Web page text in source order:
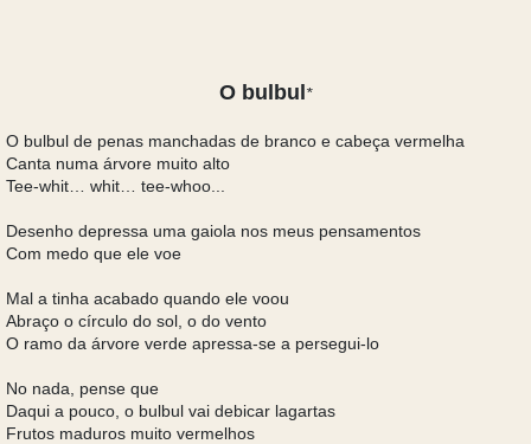
O bulbul*
O bulbul de penas manchadas de branco e cabeça vermelha
Canta numa árvore muito alto
Tee-whit… whit… tee-whoo...
Desenho depressa uma gaiola nos meus pensamentos
Com medo que ele voe
Mal a tinha acabado quando ele voou
Abraço o círculo do sol, o do vento
O ramo da árvore verde apressa-se a persegui-lo
No nada, pense que
Daqui a pouco, o bulbul vai debicar lagartas
Frutos maduros muito vermelhos